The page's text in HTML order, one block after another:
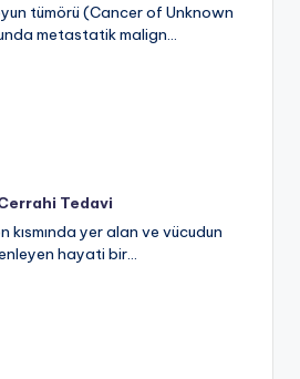
tümörü (Cancer of Unknown
metastatik malign…
Tedavi
kısmında yer alan ve vücudun
hayati bir…